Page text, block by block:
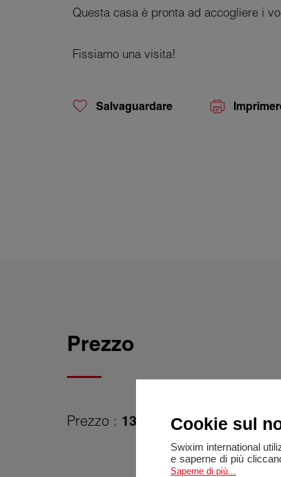
Questa casa è pronta ad accogliere i
Fissiamo una visita!
Salvaguardare
Prezzo
Prezzo : 139 000 €Spese di agenzia
Cookie sul
Swixim international
e saperne di più
Saperne di più...